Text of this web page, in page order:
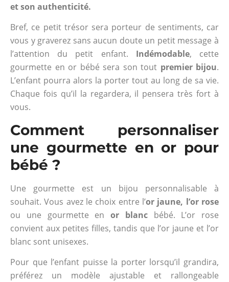
et son authenticité.
Bref, ce petit trésor sera porteur de sentiments, car
vous y graverez sans aucun doute un petit message à
l’attention du petit enfant. Indémodable, cette
gourmette en or bébé sera son tout premier bijou.
L’enfant pourra alors la porter tout au long de sa vie.
Chaque fois qu’il la regardera, il pensera très fort à
vous.
Comment personnaliser
une gourmette en or pour
bébé ?
Une gourmette est un bijou personnalisable à
souhait. Vous avez le choix entre l’or jaune, l’or rose
ou une gourmette en or blancbébé. L’or rose
convient aux petites filles, tandis que l’or jaune et l’or
blanc sont unisexes.
Pour que l’enfant puisse la porter lorsqu’il grandira,
préférez un modèle ajustable et rallongeable